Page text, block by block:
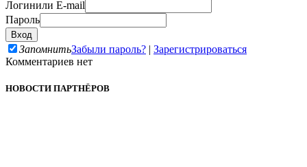
Логинили E-mail
Пароль
ЗапомнитьЗабыли пароль? | Зарегистрироваться
Комментариев нет
НОВОСТИ ПАРТНЁРОВ